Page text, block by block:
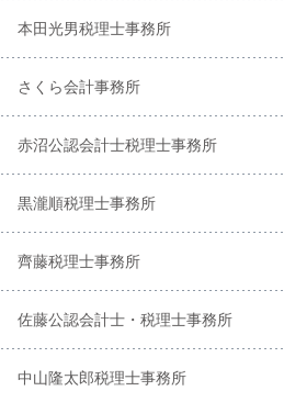
本田光男税理士事務所
さくら会計事務所
赤沼公認会計士税理士事務所
黒瀧順税理士事務所
齊藤税理士事務所
佐藤公認会計士・税理士事務所
中山隆太郎税理士事務所